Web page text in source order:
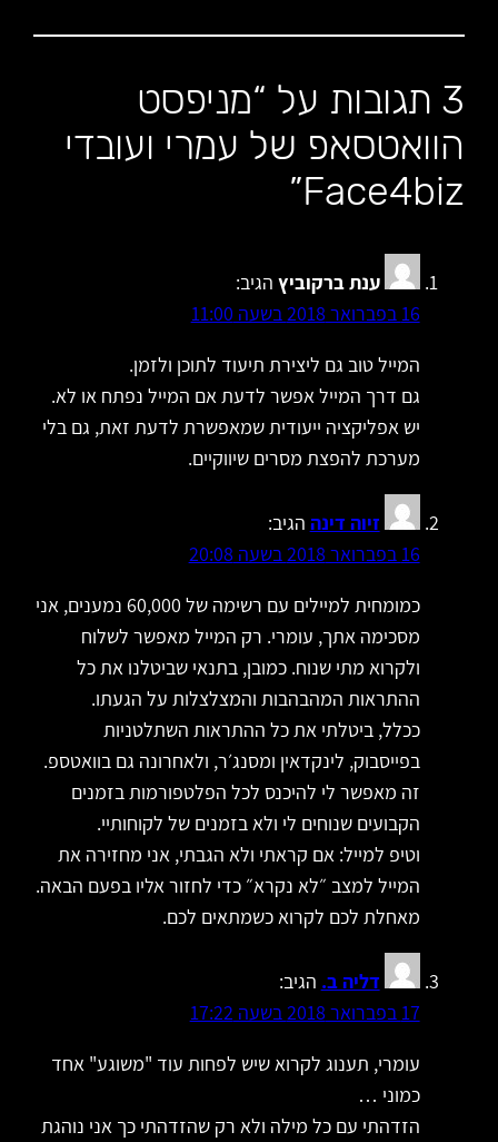
3 תגובות על “מניפסט
הוואטסאפ של עמרי ועובדי
Face4biz”
ענת ברקוביץ הגיב:
16 בפברואר 2018 בשעה 11:00
המייל טוב גם ליצירת תיעוד לתוכן ולזמן.
גם דרך המייל אפשר לדעת אם המייל נפתח או לא.
יש אפליקציה ייעודית שמאפשרת לדעת זאת, גם בלי
מערכת להפצת מסרים שיווקיים.
זיוה דינה הגיב:
16 בפברואר 2018 בשעה 20:08
כמומחית למיילים עם רשימה של 60,000 נמענים, אני
מסכימה אתך, עומרי. רק המייל מאפשר לשלוח
ולקרוא מתי שנוח. כמובן, בתנאי שביטלנו את כל
ההתראות המהבהבות והמצלצלות על הגעתו.
ככלל, ביטלתי את כל ההתראות השתלטניות
בפייסבוק, לינקדאין ומסנג׳ר, ולאחרונה גם בוואטספ.
זה מאפשר לי להיכנס לכל הפלטפורמות בזמנים
הקבועים שנוחים לי ולא בזמנים של לקוחותיי.
וטיפ למייל: אם קראתי ולא הגבתי, אני מחזירה את
המייל למצב ״לא נקרא״ כדי לחזור אליו בפעם הבאה.
מאחלת לכם לקרוא כשמתאים לכם.
דליה ב. הגיב:
17 בפברואר 2018 בשעה 17:22
עומרי, תענוג לקרוא שיש לפחות עוד "משוגע" אחד
כמוני …
הזדהתי עם כל מילה ולא רק שהזדהתי כך אני נוהגת